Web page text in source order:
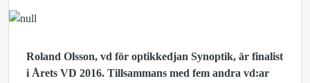
Roland Olsson, vd för optikkedjan Synoptik, är finalist
i Årets VD 2016. Tillsammans med fem andra vd:ar